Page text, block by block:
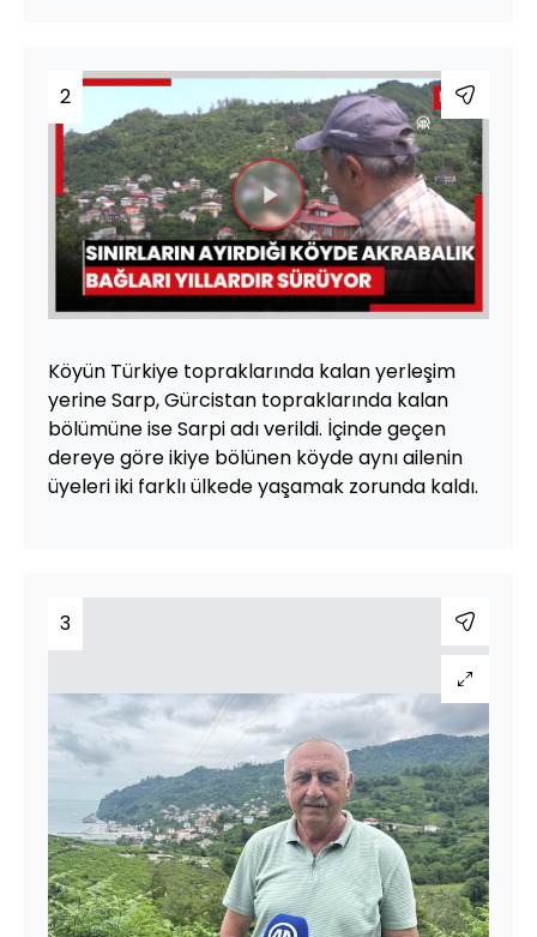
2
Videoyu
Oynat
Köyün Türkiye topraklarında kalan yerleşim
yerine Sarp, Gürcistan topraklarında kalan
bölümüne ise Sarpi adı verildi. İçinde geçen
dereye göre ikiye bölünen köyde aynı ailenin
üyeleri iki farklı ülkede yaşamak zorunda kaldı.
3